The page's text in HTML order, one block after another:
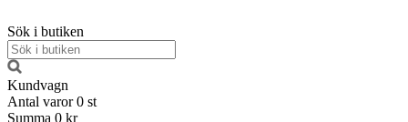
Sök i butiken
Kundvagn
Antal varor 0 st
Summa 0 kr